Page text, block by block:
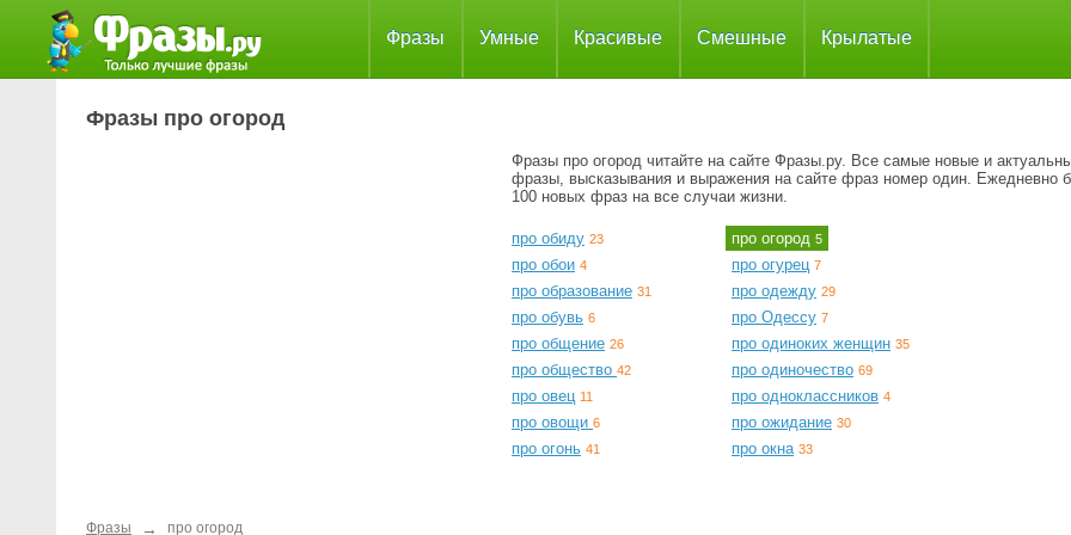
Фразы Умные Красивые Смешные Крылатые
Фразы про огород
Фразы про огород читайте на сайте Фразы.ру. Все самые новые и
фразы, высказывания и выражения на сайте фраз номер один. Ежедневно
100 новых фраз на все случаи жизни.
про обиду 23
про обои 4
про образование 31
про обувь 6
про общение 26
про общество 42
про овец 11
про овощи 6
про огонь 41
про огород 5
про огурец 7
про одежду 29
про Одессу 7
про одиноких женщин 35
про одиночество 69
про одноклассников 4
про ожидание 30
про окна 33
Фразы → про огород